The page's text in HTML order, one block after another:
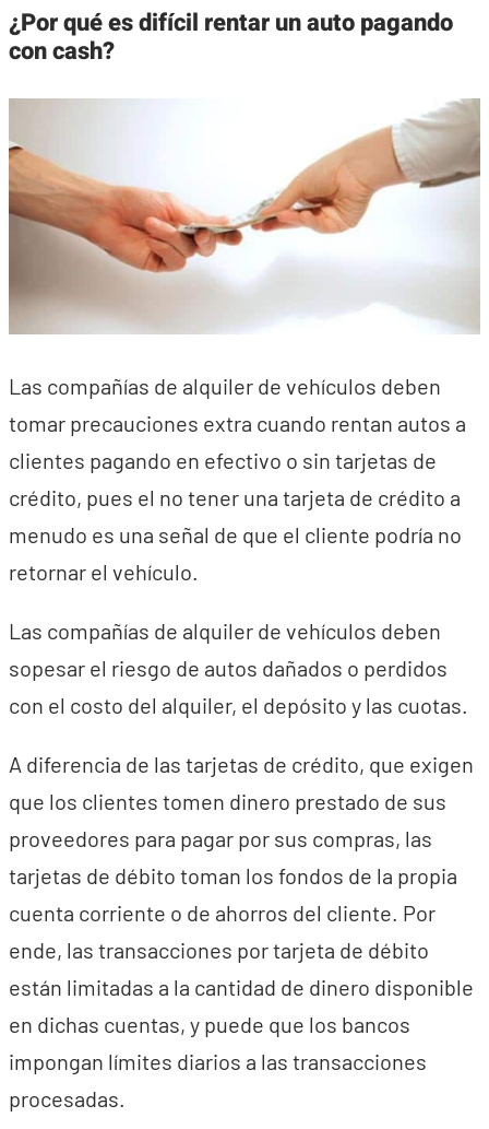
¿Por qué es difícil rentar un auto pagando
con cash?
Las compañías de alquiler de vehículos deben
tomar precauciones extra cuando rentan autos a
clientes pagando en efectivo o sin tarjetas de
crédito, pues el no tener una tarjeta de crédito a
menudo es una señal de que el cliente podría no
retornar el vehículo.
Las compañías de alquiler de vehículos deben
sopesar el riesgo de autos dañados o perdidos
con el costo del alquiler, el depósito y las cuotas.
A diferencia de las tarjetas de crédito, que exigen
que los clientes tomen dinero prestado de sus
proveedores para pagar por sus compras, las
tarjetas de débito toman los fondos de la propia
cuenta corriente o de ahorros del cliente. Por
ende, las transacciones por tarjeta de débito
están limitadas a la cantidad de dinero disponible
en dichas cuentas, y puede que los bancos
impongan límites diarios a las transacciones
procesadas.